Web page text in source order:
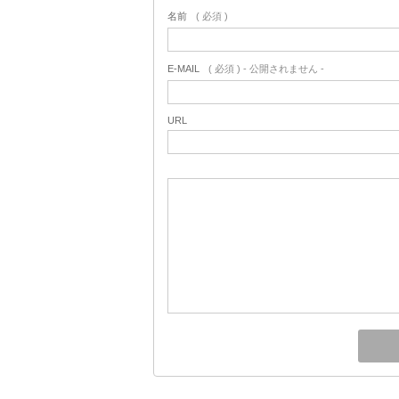
名前 ( 必須 )
E-MAIL ( 必須 ) - 公開されません -
URL